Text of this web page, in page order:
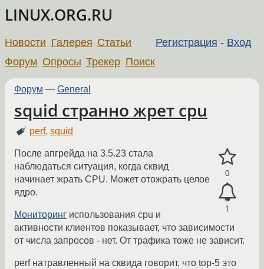
LINUX.ORG.RU
Регистрация - Вход
Новости Галерея Статьи
Форум Опросы Трекер Поиск
Форум — General
squid странно жрет cpu
perf,squid
0
1
После апгрейда на 3.5.23 стала
наблюдаться ситуация, когда сквид
начинает жрать CPU. Может отожрать целое
ядро.
Мониторинг использования cpu и
активности клиентов показывает, что зависимости
от числа запросов - нет. От трафика тоже не зависит.
perf натравленный на сквида говорит, что top-5 это